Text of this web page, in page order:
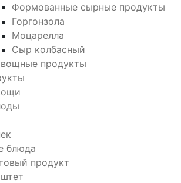
Формованные сырные продукты
Горгонзола
Моцарелла
Сыр колбасный
продукты
блюда
продукт